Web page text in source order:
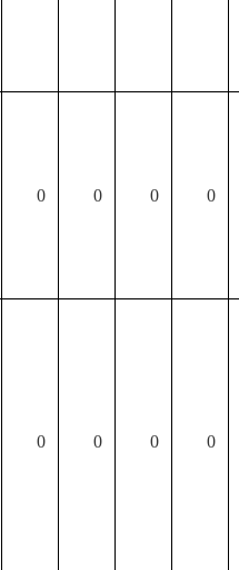
0 0 0 0
0 0 0 0